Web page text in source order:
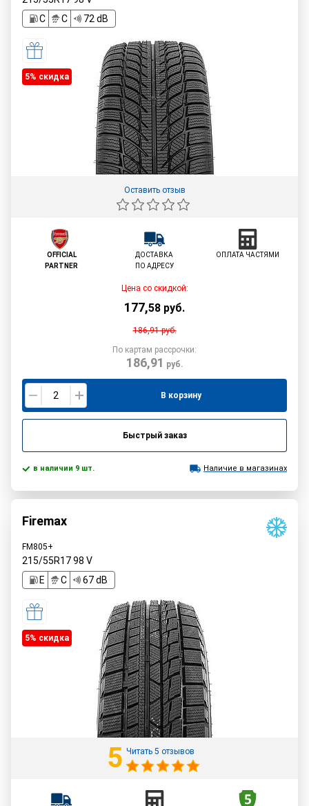
C
C 72 dB
5% cкидка
Оставить отзыв
OFFICIAL
PARTNER
ДОСТАВКА
ПО АДРЕСУ
ОПЛАТА ЧАСТЯМИ
Цена со скидкой:
177,58 руб.
186,91руб.
По картам рассрочки:
186,91 руб.
В корзину
Быстрый заказ
в наличии 9 шт. Наличие в магазинах
Firemax
FM805+
215/55R1798 V
E
C 67 dB
5% cкидка
5 Читать 5 отзывов